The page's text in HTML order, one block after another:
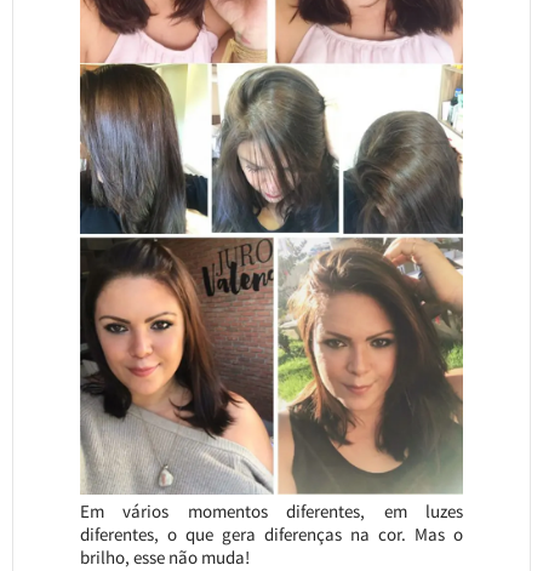
Em vários momentos diferentes, em luzes
diferentes, o que gera diferenças na cor. Mas o
brilho, esse não muda!